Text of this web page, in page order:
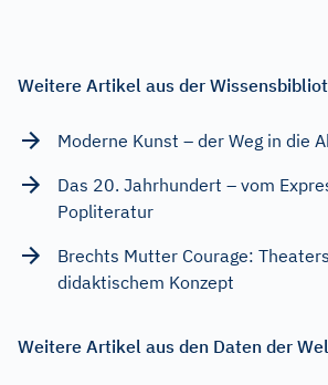
Weitere Artikel aus der
Moderne Kunst – der Weg in die
Das 20. Jahrhundert – vom
Popliteratur
Brechts Mutter Courage:
didaktischem Konzept
Weitere Artikel aus den Daten der